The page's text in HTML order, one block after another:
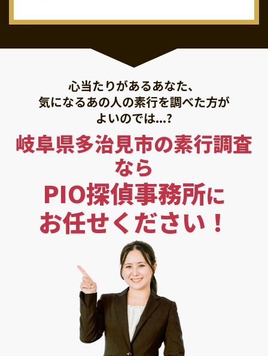
心当たりがあるあなた、
気になるあの人の素行を調べた方が
よいのでは...?
岐阜県多治見市の素行調査
なら
PIO探偵事務所に
お任せください！